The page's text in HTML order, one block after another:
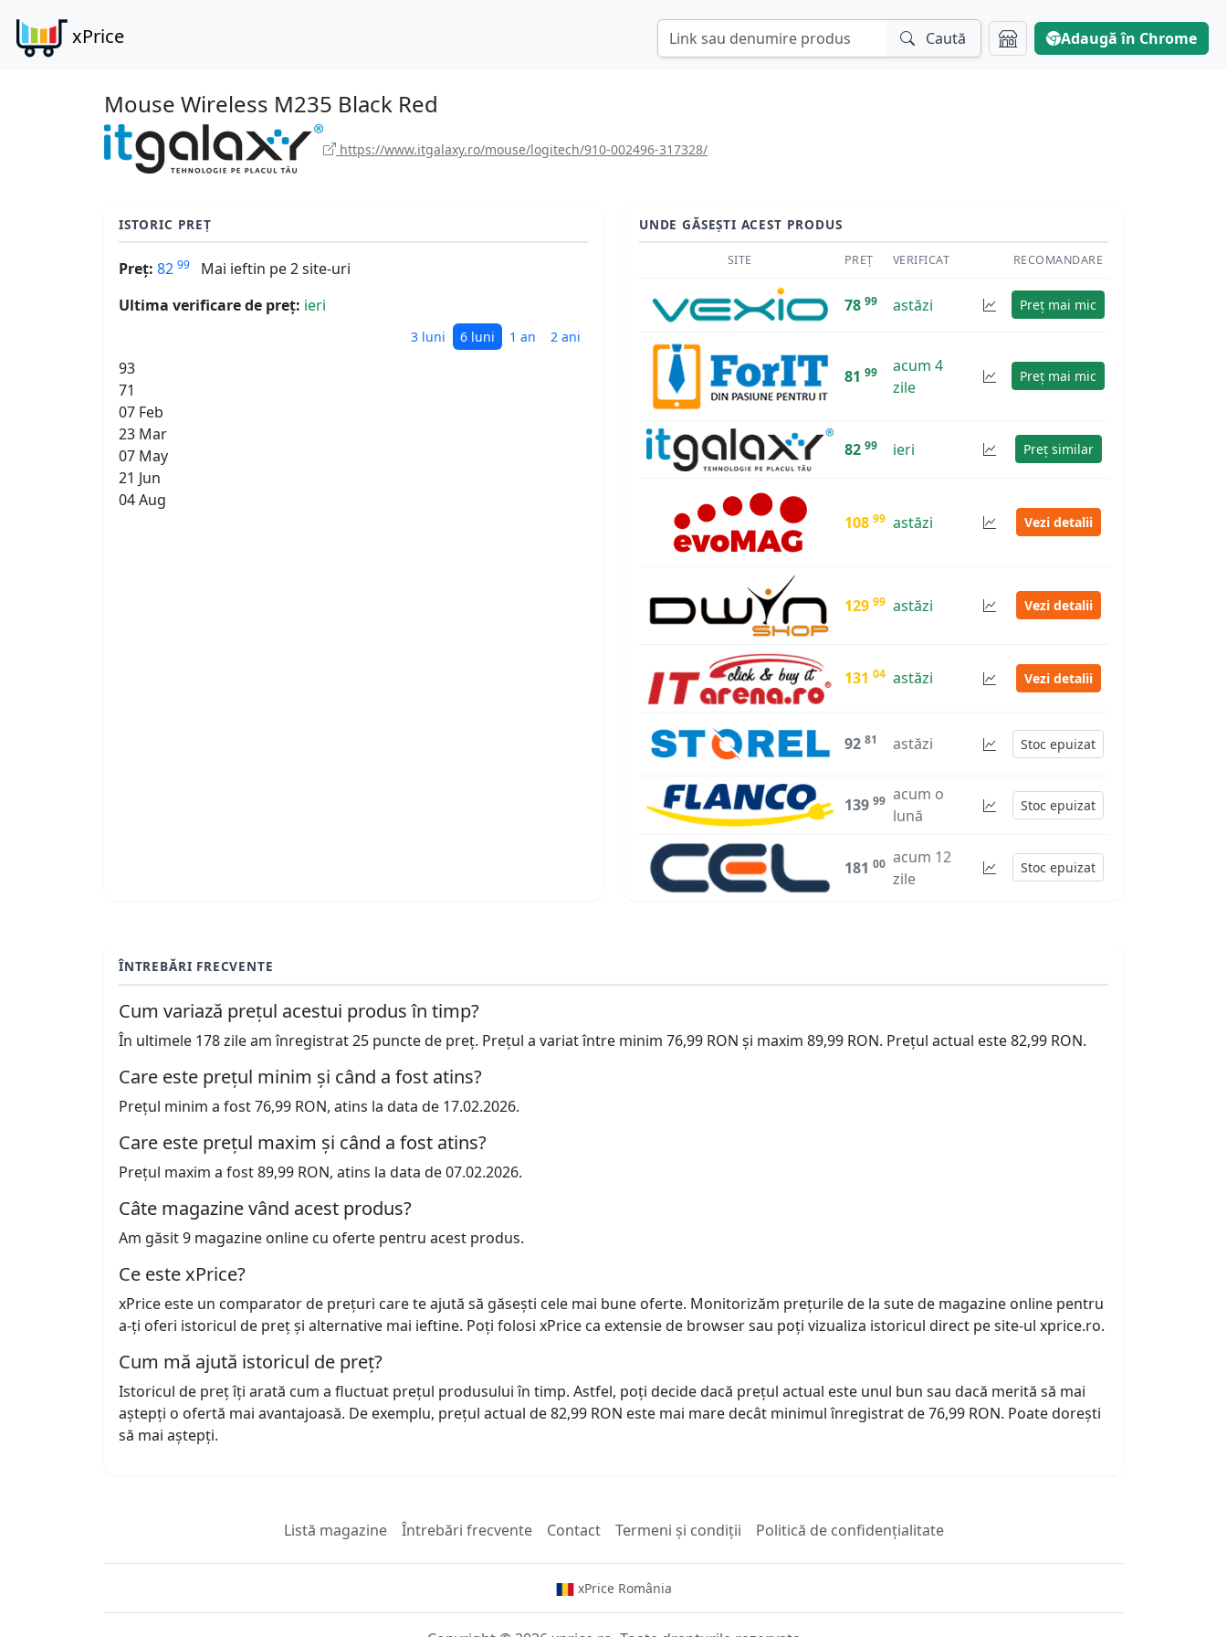
xPrice Caută Adaugă în Chrome
Mouse Wireless M235 Black Red
https://www.itgalaxy.ro/mouse/logitech/910-002496-317328/
ISTORIC PREȚ
Preț: 82 99
Mai ieftin pe 2 site-uri
Ultima verificare de preț: ieri
3 luni 6 luni 1 an 2 ani
93
71
07 Feb
23 Mar
07 May
21 Jun
04 Aug
UNDE GĂSEȘTI ACEST PRODUS
SITE PREȚ VERIFICAT RECOMANDARE
78 99 astăzi Preț mai mic
81 99
acum 4
zile
Preț mai mic
82 99 ieri Preț similar
108 99 astăzi Vezi detalii
129 99 astăzi Vezi detalii
131 04 astăzi Vezi detalii
92 81 astăzi Stoc epuizat
139 99 acum o
lună
Stoc epuizat
181 00 acum 12
zile
Stoc epuizat
ÎNTREBĂRI FRECVENTE
Cum variază prețul acestui produs în timp?
În ultimele 178 zile am înregistrat 25 puncte de preț. Prețul a variat între minim 76,99 RON și maxim 89,99 RON. Prețul actual este 82,99 RON.
Care este prețul minim și când a fost atins?
Prețul minim a fost 76,99 RON, atins la data de 17.02.2026.
Care este prețul maxim și când a fost atins?
Prețul maxim a fost 89,99 RON, atins la data de 07.02.2026.
Câte magazine vând acest produs?
Am găsit 9 magazine online cu oferte pentru acest produs.
Ce este xPrice?
xPrice este un comparator de prețuri care te ajută să găsești cele mai bune oferte. Monitorizăm prețurile de la sute de magazine online pentru
a-ți oferi istoricul de preț și alternative mai ieftine. Poți folosi xPrice ca extensie de browser sau poți vizualiza istoricul direct pe site-ul xprice.ro.
Cum mă ajută istoricul de preț?
Istoricul de preț îți arată cum a fluctuat prețul produsului în timp. Astfel, poți decide dacă prețul actual este unul bun sau dacă merită să mai
aștepți o ofertă mai avantajoasă. De exemplu, prețul actual de 82,99 RON este mai mare decât minimul înregistrat de 76,99 RON. Poate dorești
să mai aștepți.
Listă magazine Întrebări frecvente Contact Termeni și condiții Politică de confidențialitate
xPrice România